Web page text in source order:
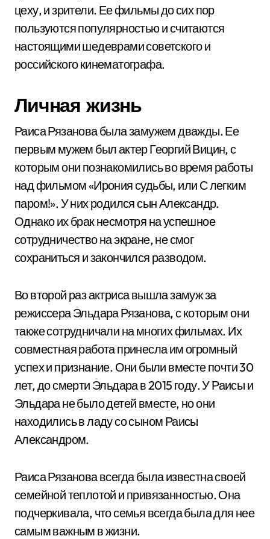
цеху, и зрители. Ее фильмы до сих пор
пользуются популярностью и считаются
настоящими шедеврами советского и
российского кинематографа.
Личная жизнь
Раиса Рязанова была замужем дважды. Ее
первым мужем был актер Георгий Вицин, с
которым они познакомились во время работы
над фильмом «Ирония судьбы, или С легким
паром!». У них родился сын Александр.
Однако их брак несмотря на успешное
сотрудничество на экране, не смог
сохраниться и закончился разводом.
Во второй раз актриса вышла замуж за
режиссера Эльдара Рязанова, с которым они
также сотрудничали на многих фильмах. Их
совместная работа принесла им огромный
успех и признание. Они были вместе почти 30
лет, до смерти Эльдара в 2015 году. У Раисы и
Эльдара не было детей вместе, но они
находились в ладу со сыном Раисы
Александром.
Раиса Рязанова всегда была известна своей
семейной теплотой и привязанностью. Она
подчеркивала, что семья всегда была для нее
самым важным в жизни.